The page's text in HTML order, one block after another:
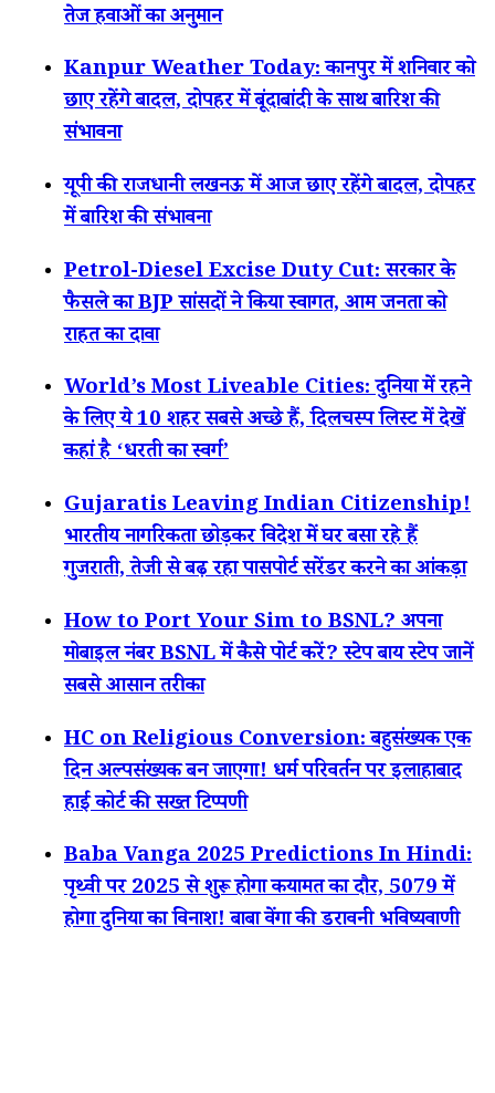
तेज हवाओं का अनुमान
Kanpur Weather Today: कानपुर में शनिवार को
छाए रहेंगे बादल, दोपहर में बूंदाबांदी के साथ बारिश की
संभावना
यूपी की राजधानी लखनऊ में आज छाए रहेंगे बादल, दोपहर
में बारिश की संभावना
Petrol-Diesel Excise Duty Cut: सरकार के
फैसले का BJP सांसदों ने किया स्वागत, आम जनता को
राहत का दावा
World’s Most Liveable Cities: दुनिया में रहने
के लिए ये 10 शहर सबसे अच्छे हैं, दिलचस्प लिस्ट में देखें
कहां है ‘धरती का स्वर्ग’
Gujaratis Leaving Indian Citizenship!
भारतीय नागरिकता छोड़कर विदेश में घर बसा रहे हैं
गुजराती, तेजी से बढ़ रहा पासपोर्ट सरेंडर करने का आंकड़ा
How to Port Your Sim to BSNL? अपना
मोबाइल नंबर BSNL में कैसे पोर्ट करें? स्टेप बाय स्टेप जानें
सबसे आसान तरीका
HC on Religious Conversion: बहुसंख्यक एक
दिन अल्पसंख्यक बन जाएगा! धर्म परिवर्तन पर इलाहाबाद
हाई कोर्ट की सख्त टिप्पणी
Baba Vanga 2025 Predictions In Hindi:
पृथ्वी पर 2025 से शुरू होगा कयामत का दौर, 5079 में
होगा दुनिया का विनाश! बाबा वेंगा की डरावनी भविष्यवाणी